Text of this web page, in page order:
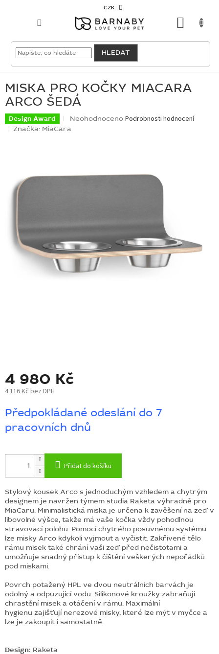
CZK
HLEDAT
VELKOODBĚRATEL
PSY
KOČKY
NOVINKY
OUTLET
BLOG
BARNABY
MISKA PRO KOČKY MIACARA
ARCO ŠEDÁ
Design Award
Průměrné
hodnocení
5
Neohodnoceno Podrobnosti hodnocení
Značka: MiaCara
4 980 Kč
4 116 Kč bez DPH
cena:
Předpokládané odeslání do 7
pracovních dnů
Přidat do košíku
Stylový kousek Arco s jednoduchým vzhledem a chytrým
designem je navržen týmem studia Raketa výhradně pro
MiaCaru. Minimalistická miska je určena k zavěšení na zeďv
libovolné výšce, takže má vaše kočka vždy pohodlnou
stravovací polohu. Pomocí chytrého posuvnému systému
lze misky Arco kdykoli vyjmout a vyčistit. Zakřivené tělo
rámu misek také chrání vaši zeď před nečistotami a
umožňuje snadný přístup k čištění veškerých nepořádků
pod miskami.
Povrch potažený HPL ve dvou neutrálních barvách je
odolný a odpuzující vodu. Silikonové kroužky zabraňují
chrastění misek a otáčení v rámu. Maximální
hygienu zajišťují nerezové misky, které lze mýt v myčce a
lze je zakoupit i samostatně.
Design: Raketa